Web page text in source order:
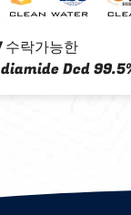
염료 조력자 99.5%
≤0.30%를 하기를
Dicyandiamide